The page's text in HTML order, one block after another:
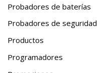
Probadores de baterías
Probadores de seguridad
Productos
Programadores